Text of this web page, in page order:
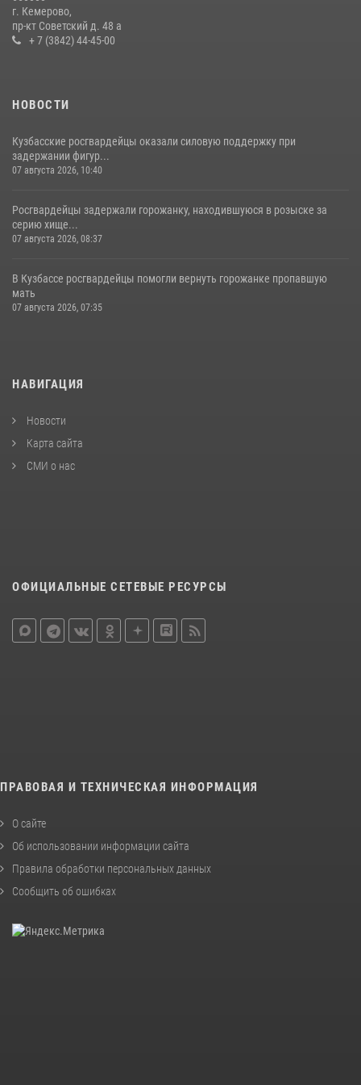
с покупками
20 июля 2026, 08:52
г. Кемерово,
пр-кт Советский д. 48 а
+ 7 (3842) 44-45-00
НОВОСТИ
Кузбасские росгвардейцы оказали силовую поддержку при
задержании фигур...
07 августа 2026, 10:40
Росгвардейцы задержали горожанку, находившуюся в розыске за
серию хище...
07 августа 2026, 08:37
В Кузбассе росгвардейцы помогли вернуть горожанке пропавшую
мать
07 августа 2026, 07:35
НАВИГАЦИЯ
Новости
Карта сайта
СМИ о нас
ОФИЦИАЛЬНЫЕ СЕТЕВЫЕ РЕСУРСЫ
ПРАВОВАЯ И ТЕХНИЧЕСКАЯ ИНФОРМАЦИЯ
О сайте
Об использовании информации сайта
Правила обработки персональных данных
Сообщить об ошибках